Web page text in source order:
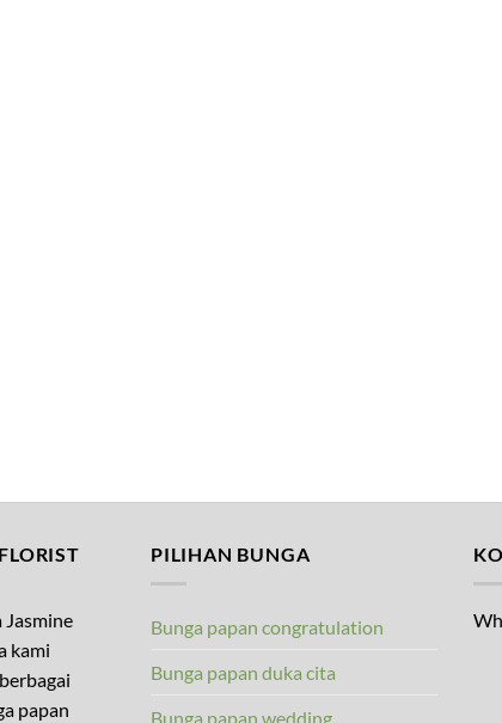
Jasmine
kami
papan
PILIHAN BUNGA
Bunga papan congratulation
Bunga papan duka cita
Bunga papan wedding